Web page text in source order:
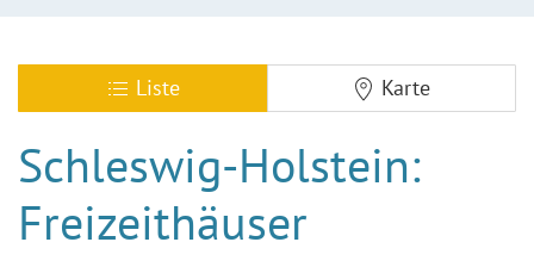
Liste Karte
Schleswig-Holstein:
Freizeithäuser